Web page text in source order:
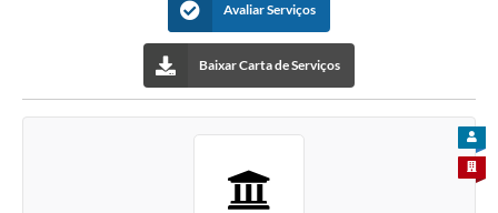
Avaliar Serviços
Baixar Carta de Serviços
PARA